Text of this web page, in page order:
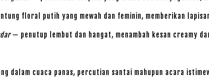
floral putih yang mewah dan feminin, memberikan lapisan
— penutup lembut dan hangat, menambah kesan creamy
dalam cuaca panas, percutian santai mahupun acara